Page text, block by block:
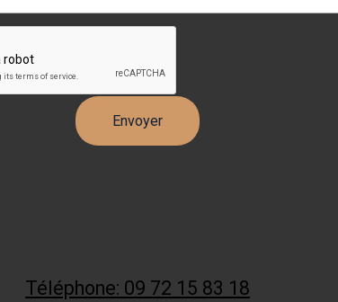
Téléphone: 09 72 15 83 18